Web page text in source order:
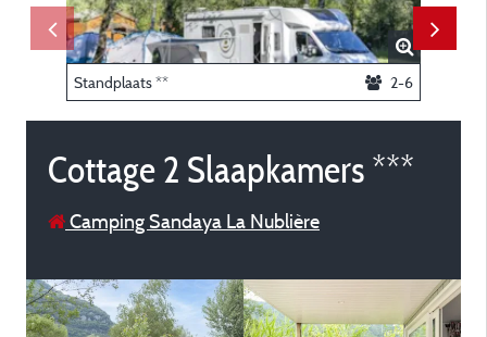
Standplaats ** 2-6
Cottage 2 Slaapkamers ***
Camping Sandaya La Nublière